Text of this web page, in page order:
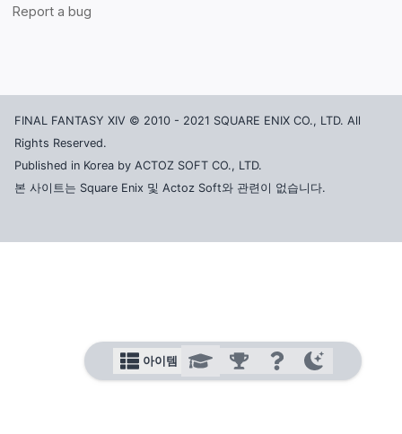
FINAL FANTASY XIV © 2010 - 2021 SQUARE ENIX CO., LTD. All
Rights Reserved.
Published in Korea by ACTOZ SOFT CO., LTD.
본 사이트는 Square Enix 및 Actoz Soft와 관련이 없습니다.
아이템